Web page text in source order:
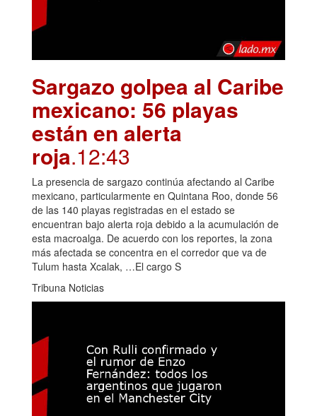
Sargazo golpea al Caribe
mexicano: 56 playas
están en alerta
roja.12:43
La presencia de sargazo continúa afectando al Caribe
mexicano, particularmente en Quintana Roo, donde 56
de las 140 playas registradas en el estado se
encuentran bajo alerta roja debido a la acumulación de
esta macroalga. De acuerdo con los reportes, la zona
más afectada se concentra en el corredor que va de
Tulum hasta Xcalak, …El cargo S
Tribuna Noticias